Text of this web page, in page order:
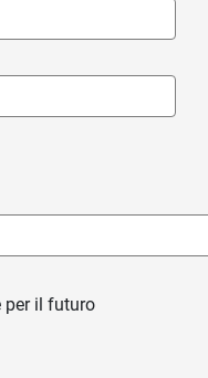
per il futuro